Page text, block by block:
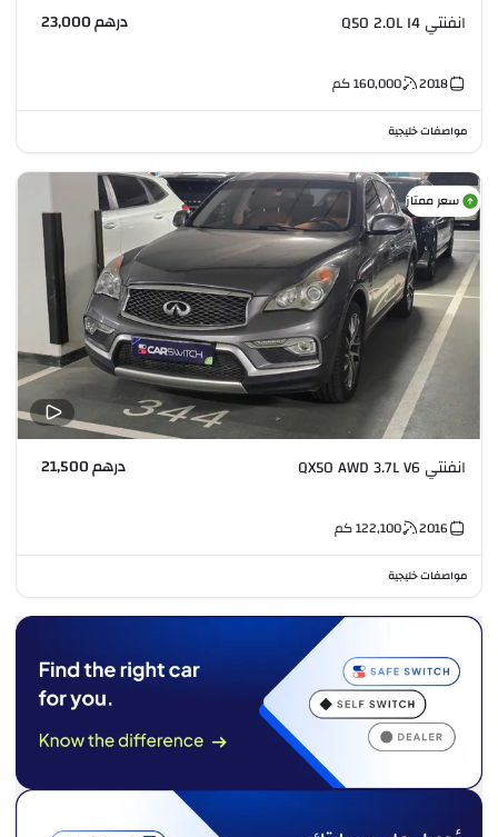
انفنتي Q50 2.0L I4 درهم 23,000
2018
160,000كم
مواصفات خليجية
سعر ممتاز
انفنتي QX50 AWD 3.7L V6 درهم 21,500
2016
122,100كم
مواصفات خليجية